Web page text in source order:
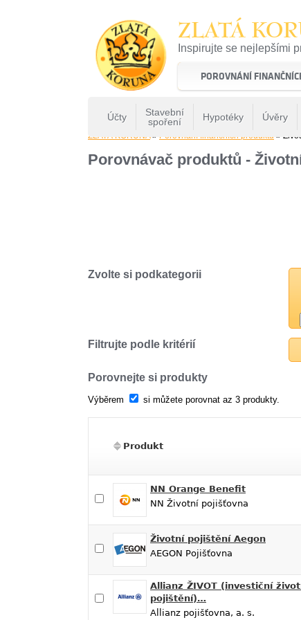
ZLATÁ
Inspirujte se nejlepšími
22 let tradice a kvality na
POROVNÁNÍ
Účty
Stavební
spoření
Hypotéky Úvěry
ZLATÁ KORUNA» Porovnání finančních produktů »
Porovnávač produktů -
Zvolte si podkategorii
Filtrujte podle kritérií
Porovnejte si produkty
Výběrem si můžete porovnat az 3 produkty.
Produkt
NN Orange Benefit
NN Životní pojišťovna
Životní pojištění Aegon
AEGON Pojišťovna
Allianz ŽIVOT (investiční
pojištění)…
Allianz pojišťovna, a. s.